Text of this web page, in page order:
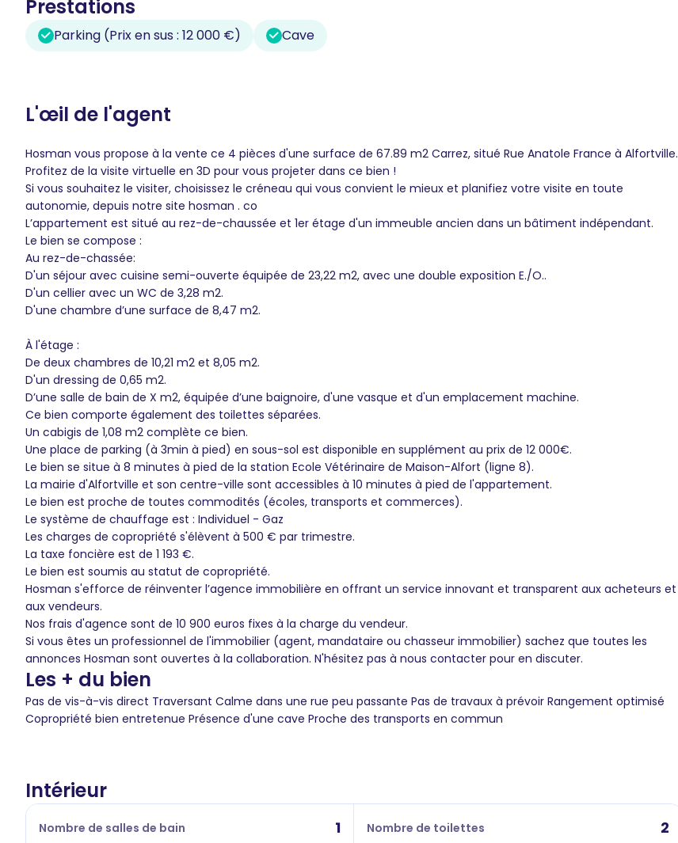
Prestations
Parking (Prix en sus : 12 000 €) Cave
L'œil de l'agent
Hosman vous propose à la vente ce 4 pièces d'une surface de 67.89 m2 Carrez, situé Rue Anatole France à Alfortville.
Profitez de la visite virtuelle en 3D pour vous projeter dans ce bien !
Si vous souhaitez le visiter, choisissez le créneau qui vous convient le mieux et planifiez votre visite en toute
autonomie, depuis notre site hosman . co
L’appartement est situé au rez-de-chaussée et 1er étage d'un immeuble ancien dans un bâtiment indépendant.
Le bien se compose :
Au rez-de-chassée:
D'un séjour avec cuisine semi-ouverte équipée de 23,22 m2, avec une double exposition E./O..
D'un cellier avec un WC de 3,28 m2.
D'une chambre d’une surface de 8,47 m2.
À l'étage :
De deux chambres de 10,21 m2 et 8,05 m2.
D'un dressing de 0,65 m2.
D’une salle de bain de X m2, équipée d’une baignoire, d'une vasque et d'un emplacement machine.
Ce bien comporte également des toilettes séparées.
Un cabigis de 1,08 m2 complète ce bien.
Une place de parking (à 3min à pied) en sous-sol est disponible en supplément au prix de 12 000€.
Le bien se situe à 8 minutes à pied de la station Ecole Vétérinaire de Maison-Alfort (ligne 8).
La mairie d'Alfortville et son centre-ville sont accessibles à 10 minutes à pied de l'appartement.
Le bien est proche de toutes commodités (écoles, transports et commerces).
Le système de chauffage est : Individuel - Gaz
Les charges de copropriété s'élèvent à 500 € par trimestre.
La taxe foncière est de 1 193 €.
Le bien est soumis au statut de copropriété.
Hosman s'efforce de réinventer l’agence immobilière en offrant un service innovant et transparent aux acheteurs et
aux vendeurs.
Nos frais d'agence sont de 10 900 euros fixes à la charge du vendeur.
Si vous êtes un professionnel de l'immobilier (agent, mandataire ou chasseur immobilier) sachez que toutes les
annonces Hosman sont ouvertes à la collaboration. N'hésitez pas à nous contacter pour en discuter.
Les + du bien
Pas de vis-à-vis direct Traversant Calme dans une rue peu passante Pas de travaux à prévoir Rangement optimisé
Copropriété bien entretenue Présence d'une cave Proche des transports en commun
Intérieur
Nombre de salles de bain 1 Nombre de toilettes 2